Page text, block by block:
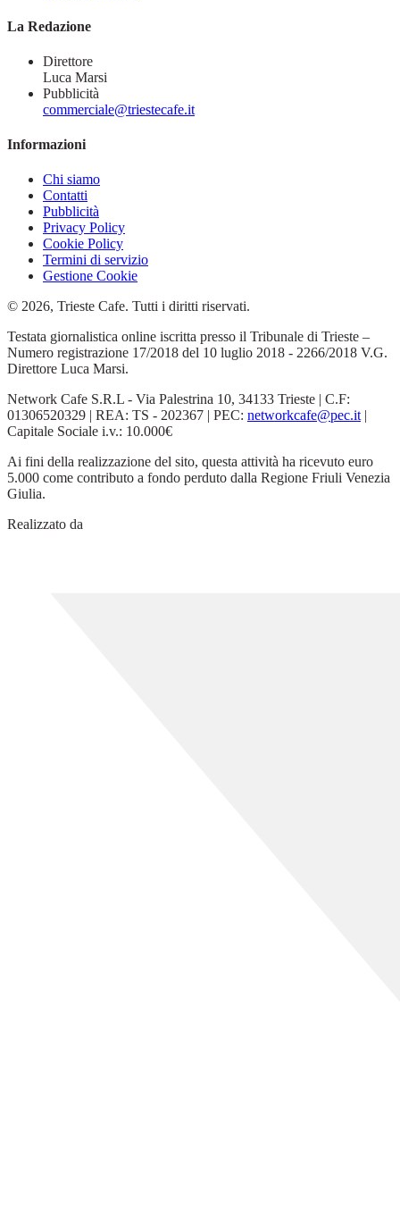
La Redazione
Direttore
Luca Marsi
Pubblicità
commerciale@triestecafe.it
Informazioni
Chi siamo
Contatti
Pubblicità
Privacy Policy
Cookie Policy
Termini di servizio
Gestione Cookie
© 2026, Trieste Cafe. Tutti i diritti riservati.
Testata giornalistica online iscritta presso il Tribunale di Trieste –
Numero registrazione 17/2018 del 10 luglio 2018 - 2266/2018 V.G.
Direttore Luca Marsi.
Network Cafe S.R.L - Via Palestrina 10, 34133 Trieste | C.F:
01306520329 | REA: TS - 202367 | PEC: networkcafe@pec.it|
Capitale Sociale i.v.: 10.000€
Ai fini della realizzazione del sito, questa attività ha ricevuto euro
5.000 come contributo a fondo perduto dalla Regione Friuli Venezia
Giulia.
Realizzato da